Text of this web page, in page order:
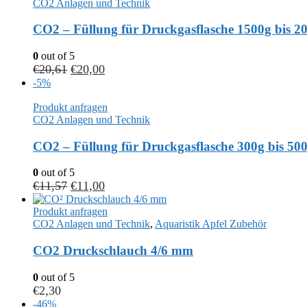
CO2 Anlagen und Technik
CO2 – Füllung für Druckgasflasche 1500g bis
0 out of 5
€20,61 €20,00
-5%
Produkt anfragen
CO2 Anlagen und Technik
CO2 – Füllung für Druckgasflasche 300g bis
0 out of 5
€11,57 €11,00
Produkt anfragen
CO2 Anlagen und Technik, Aquaristik Apfel Zubehör
CO2 Druckschlauch 4/6 mm
0 out of 5
€2,30
-46%